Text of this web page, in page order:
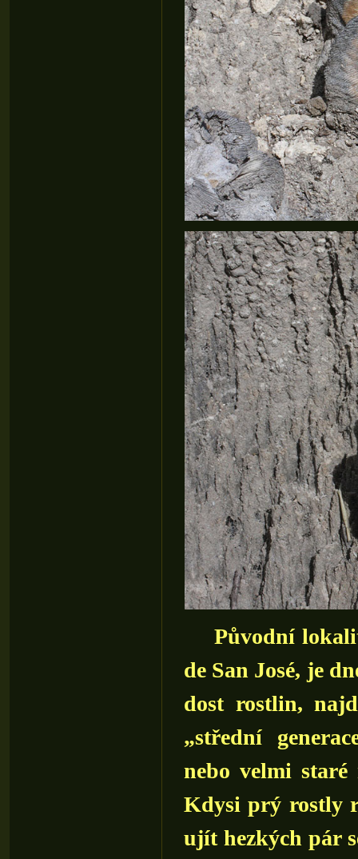
Původní
de San José, je
dost rostlin,
„střední
nebo velmi staré
Kdysi prý rostly
ujít hezkých pár